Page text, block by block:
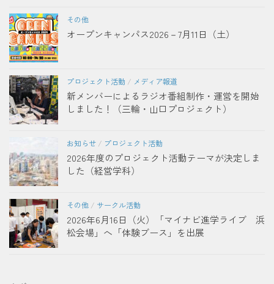
その他
オープンキャンパス2026－7月11日（土）
プロジェクト活動 / メディア報道
新メンバーによるラジオ番組制作・運営を開始
しました！（三輪・山口プロジェクト）
お知らせ / プロジェクト活動
2026年度のプロジェクト活動テーマが決定しま
した（経営学科）
その他 / サークル活動
2026年6月16日（火）「マイナビ進学ライブ 浜
松会場」へ「体験ブース」を出展